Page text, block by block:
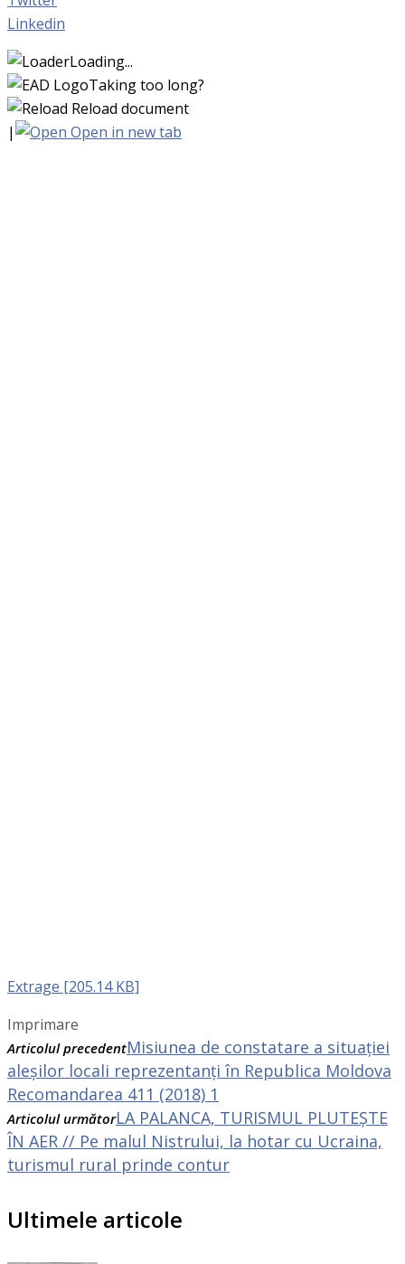
Linkedin
Loading...
Taking too long?
Reload document
|
Open in new tab
Extrage [205.14 KB]
Imprimare
Articolul precedentMisiunea de constatare a situației
aleșilor locali reprezentanți în Republica Moldova
Recomandarea 411 (2018) 1
Articolul următorLA PALANCA, TURISMUL PLUTEȘTE
ÎN AER // Pe malul Nistrului, la hotar cu Ucraina,
turismul rural prinde contur
Ultimele articole